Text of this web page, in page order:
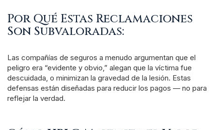
Por Qué Estas Reclamaciones
Son Subvaloradas:
Las compañías de seguros a menudo argumentan que el
peligro era “evidente y obvio,” alegan que la víctima fue
descuidada, o minimizan la gravedad de la lesión. Estas
defensas están diseñadas para reducir los pagos — no para
reflejar la verdad.